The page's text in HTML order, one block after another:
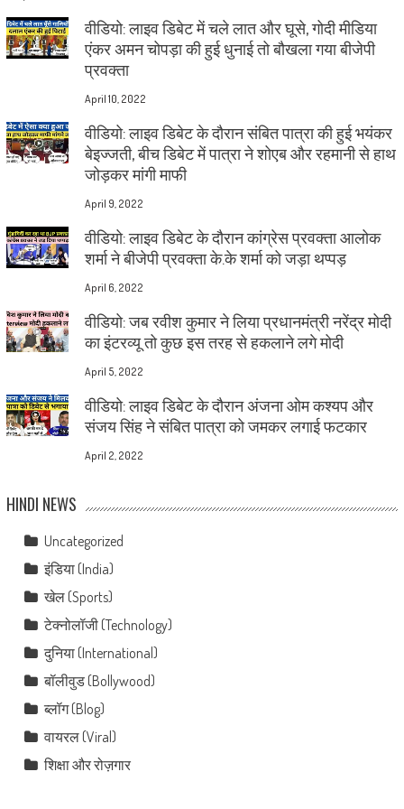
वीडियो: लाइव डिबेट में चले लात और घूसे, गोदी मीडिया
एंकर अमन चोपड़ा की हुई धुनाई तो बौखला गया बीजेपी
प्रवक्ता
April 10, 2022
वीडियो: लाइव डिबेट के दौरान संबित पात्रा की हुई भयंकर
बेइज्जती, बीच डिबेट में पात्रा ने शोएब और रहमानी से हाथ
जोड़कर मांगी माफी
April 9, 2022
वीडियो: लाइव डिबेट के दौरान कांग्रेस प्रवक्ता आलोक
शर्मा ने बीजेपी प्रवक्ता के.के शर्मा को जड़ा थप्पड़
April 6, 2022
वीडियो: जब रवीश कुमार ने लिया प्रधानमंत्री नरेंद्र मोदी
का इंटरव्यू तो कुछ इस तरह से हकलाने लगे मोदी
April 5, 2022
वीडियो: लाइव डिबेट के दौरान अंजना ओम कश्यप और
संजय सिंह ने संबित पात्रा को जमकर लगाई फटकार
April 2, 2022
HINDI NEWS
Uncategorized
इंडिया (India)
खेल (Sports)
टेक्नोलॉजी (Technology)
दुनिया (International)
बॉलीवुड (Bollywood)
ब्लॉग (Blog)
वायरल (Viral)
शिक्षा और रोज़गार